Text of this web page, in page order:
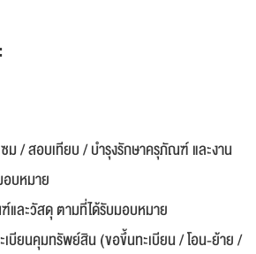
ม / สอบเทียบ / บำรุงรักษาครุภัณฑ์ และงาน
อบหมาย
และวัสดุ ตามที่ได้รับมอบหมาย
บียนคุมทรัพย์สิน (ขอขึ้นทะเบียน / โอน-ย้าย /